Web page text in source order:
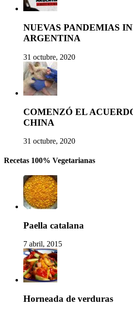
NUEVAS PANDEMIAS
ARGENTINA
31 octubre, 2020
COMENZÓ EL
CHINA
31 octubre, 2020
Recetas 100% Vegetarianas
Paella catalana
7 abril, 2015
Horneada de verduras